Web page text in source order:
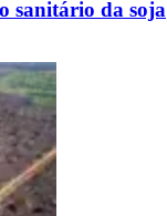
sanitário da soja